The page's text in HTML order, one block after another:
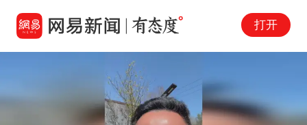
打开